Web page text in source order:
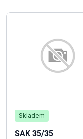
Skladem
SAK 35/35